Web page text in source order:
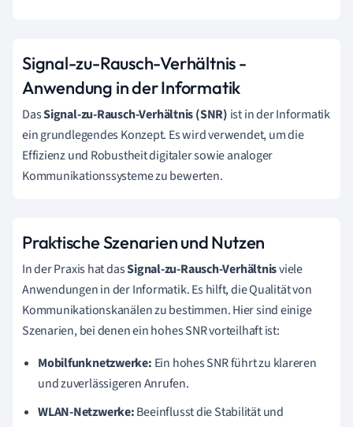
Signal-zu-Rausch-Verhältnis -
Anwendung in der Informatik
DasSignal-zu-Rausch-Verhältnis (SNR) ist in der Informatik
ein grundlegendes Konzept. Es wird verwendet, um die
Effizienz und Robustheit digitaler sowie analoger
Kommunikationssysteme zu bewerten.
Praktische Szenarien und Nutzen
In der Praxis hat dasSignal-zu-Rausch-Verhältnisviele
Anwendungen in der Informatik. Es hilft, die Qualität von
Kommunikationskanälen zu bestimmen. Hier sind einige
Szenarien, bei denen ein hohes SNR vorteilhaft ist:
Mobilfunknetzwerke: Ein hohes SNR führt zu klareren
und zuverlässigeren Anrufen.
WLAN-Netzwerke:Beeinflusst die Stabilität und